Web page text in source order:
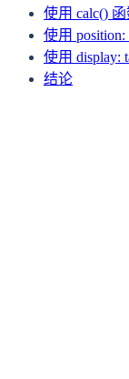
使用 calc()
使用
使用 display:
结论